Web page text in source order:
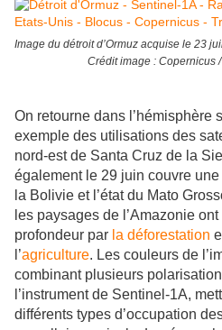
Image du détroit d’Ormuz acquise le 23
Crédit image : Copernicus
On retourne dans l’hémisphère
exemple des utilisations des
nord-est de Santa Cruz de la
également le 29 juin couvre
la Bolivie et l’état du Mato
les paysages de l’Amazonie
profondeur par la déforestation
l’agriculture. Les couleurs de
combinant plusieurs
l’instrument de Sentinel-1A,
différents types d’occupation